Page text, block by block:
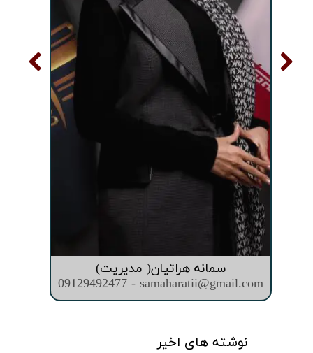
سمانه هراتیان( مدیریت)
09129492477 - samaharatii@gmail.com
نوشته های اخیر